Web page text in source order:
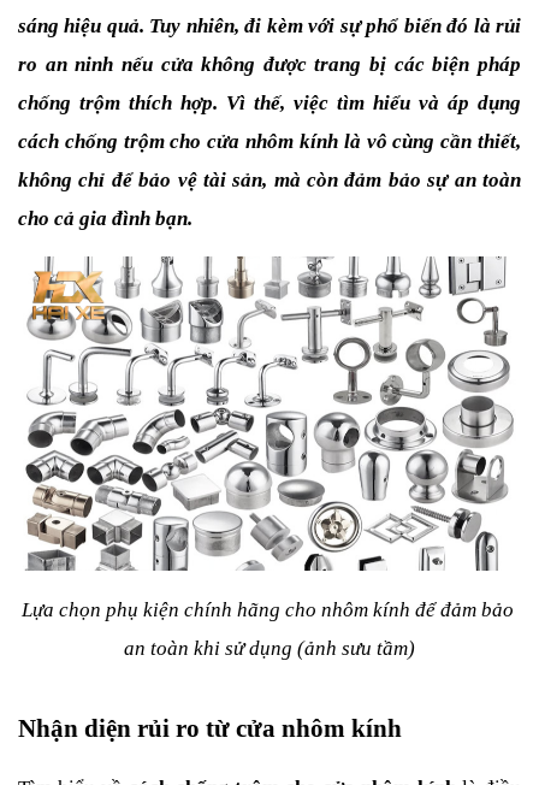
sáng hiệu quả. Tuy nhiên, đi kèm với sự phổ biến đó là rủi
ro an ninh nếu cửa không được trang bị các biện pháp
chống trộm thích hợp. Vì thế, việc tìm hiểu và áp dụng
cách chống trộm cho cửa nhôm kính là vô cùng cần thiết,
không chỉ để bảo vệ tài sản, mà còn đảm bảo sự an toàn
cho cả gia đình bạn.
Lựa chọn phụ kiện chính hãng cho nhôm kính để đảm bảo
an toàn khi sử dụng (ảnh sưu tầm)
Nhận diện rủi ro từ cửa nhôm kính